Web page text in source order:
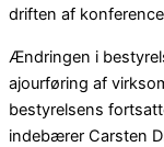
driften af
Ændringen i
ajourføring af
bestyrelsens
indebærer Carsten